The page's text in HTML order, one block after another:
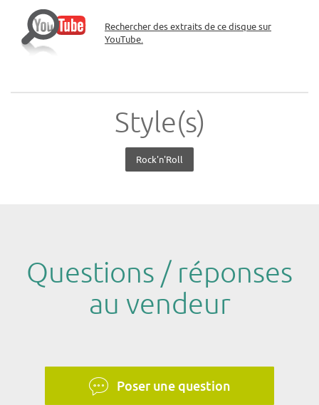
Rechercher des extraits de ce disque sur
YouTube.
Style(s)
Rock'n'Roll
Questions / réponses
au vendeur
Poser une question